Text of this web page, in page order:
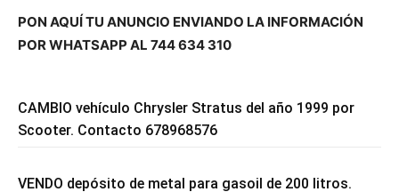
PON AQUÍ TU ANUNCIO ENVIANDO LA INFORMACIÓN
POR WHATSAPP AL 744 634 310
CAMBIO vehículo Chrysler Stratus del año 1999 por
Scooter. Contacto 678968576
VENDO depósito de metal para gasoil de 200 litros.